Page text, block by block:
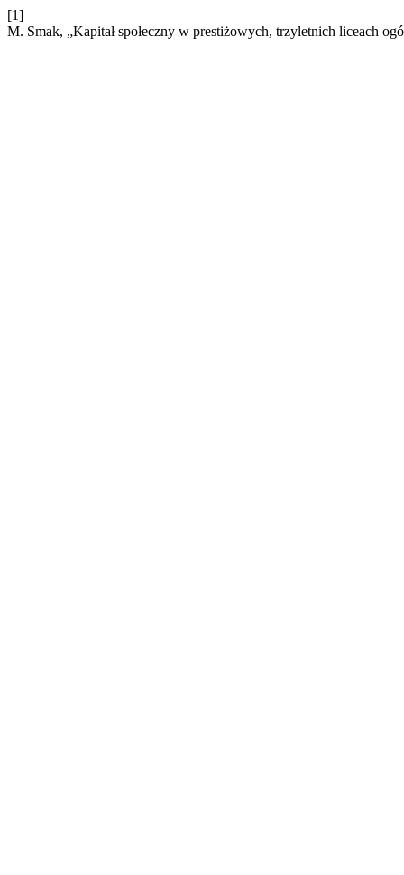
[1]
M. Smak, „Kapitał społeczny w prestiżowych, trzyletnich liceach